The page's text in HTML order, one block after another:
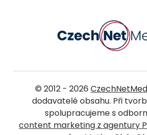
© 2012 - 2026
dodavatelé obsahu. Při
spolupracujeme s
content marketing z agentury